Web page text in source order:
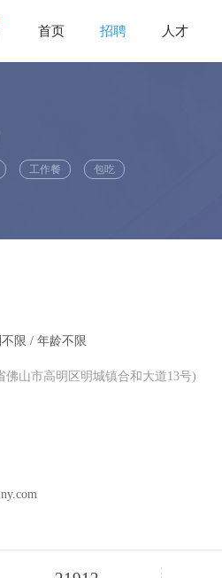
首页 招聘 人才
工作餐 包吃
限 / 年龄不限
佛山市高明区明城镇合和大道13号)